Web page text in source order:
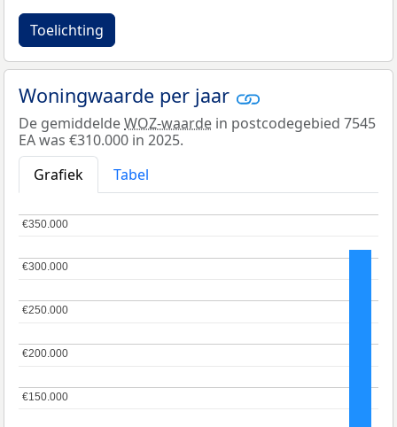
Toelichting
Woningwaarde per jaar
De gemiddeldeWOZ-waarde in postcodegebied 7545
EA was €310.000 in 2025.
Grafiek
Tabel
€150.000
€150.000
€200.000
€200.000
€250.000
€250.000
€300.000
€300.000
€350.000
€350.000